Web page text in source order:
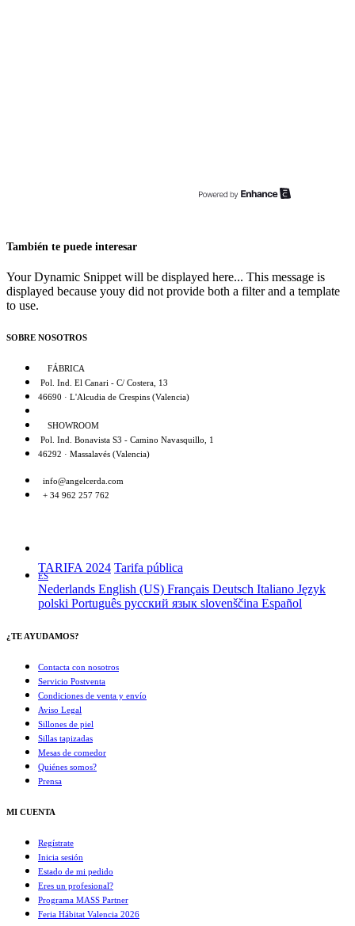
También te puede interesar
Your Dynamic Snippet will be displayed here... This message is
displayed because youy did not provide both a filter and a template
to use.
SOBRE NOSOTROS
FÁBRICA
Pol. Ind. El Canari - C/ Costera, 13
46690 · L'Alcudia de Crespins (Valencia)
SHOWROOM
Pol. Ind. Bonavista S3 - Camino Navasquillo, 1
46292 · Massalavés (Valencia)
info@angelcerda.com
+ 34 962 257 762
TARIFA 2024 Tarifa pública
ES
Nederlands English (US) Français Deutsch Italiano Język
polski Português русский язык slovenščina Español
¿TE AYUDAMOS?
Contacta con nosotros
Servicio Postventa
Condiciones de venta y envío
Aviso Legal
Sillones de piel
Sillas tapizadas
Mesas de comedor
Quiénes somos?
Prensa
MI CUENTA
Regístrate
Inicia sesión
Estado de mi pedido
Eres un profesional?
Programa MASS Partner
Feria Hábitat Valencia 2026​